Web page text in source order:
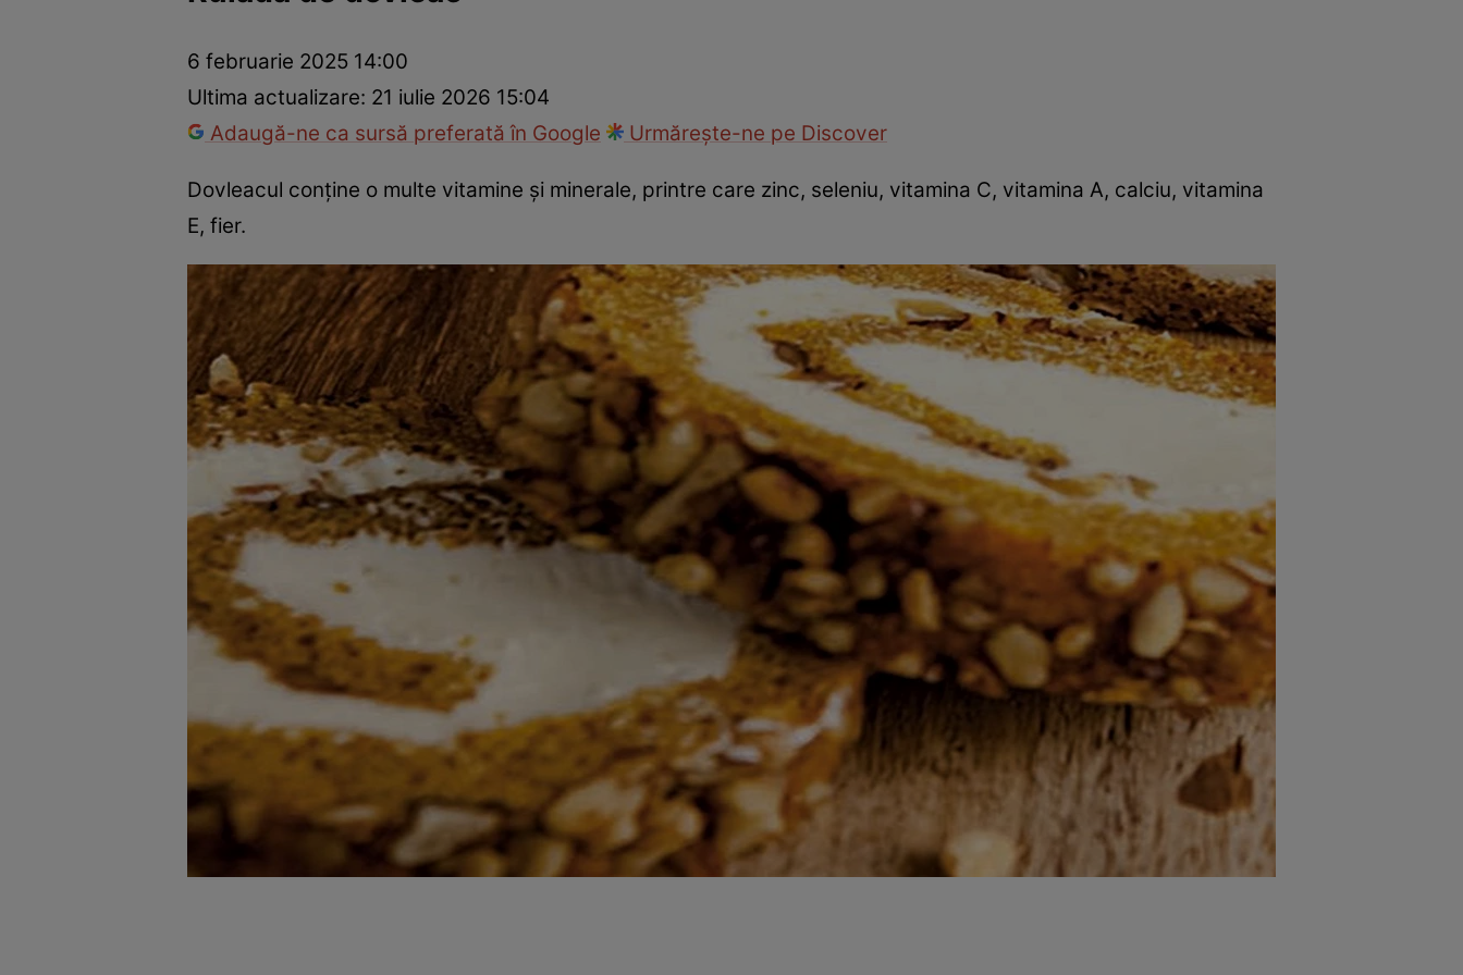
Mâncăruri rapideRețete cu legume
6 februarie 2025 14:00
Ultima actualizare: 21 iulie 2026 15:04
Adaugă-ne ca sursă preferată în Google
Urmărește-ne pe Discover
Dovleacul conţine o multe vitamine şi minerale, printre care zinc, seleniu, vitamina C, vitamina A, calciu, vitamina
E, fier.